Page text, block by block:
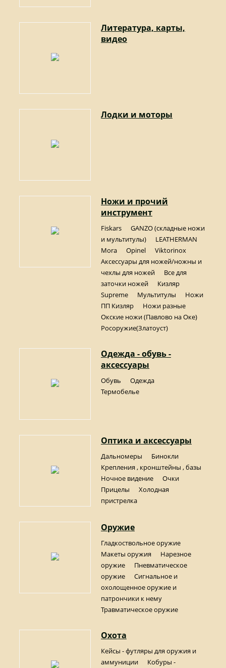
Литература, карты,
видео
Лодки и моторы
Ножи и прочий
инструмент
Fiskars
GANZO (складные ножи
и мультитулы)
LEATHERMAN
Mora
Opinel
Viktorinox
Аксессуары для ножей/ножны и
чехлы для ножей
Все для
заточки ножей
Кизляр
Supreme
Мультитулы
Ножи
ПП Кизляр
Ножи разные
Окские ножи (Павлово на Оке)
Росоружие(Златоуст)
Одежда - обувь -
аксессуары
Обувь
Одежда
Термобелье
Оптика и аксессуары
Дальномеры
Бинокли
Крепления , кронштейны , базы
Ночное видение
Очки
Прицелы
Холодная
пристрелка
Оружие
Гладкоствольное оружие
Макеты оружия
Нарезное
оружие
Пневматическое
оружие
Сигнальное и
охолощенное оружие и
патрончики к нему
Травматическое оружие
Охота
Кейсы - футляры для оружия и
аммуниции
Кобуры -